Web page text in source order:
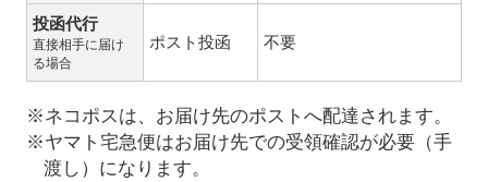
投函代行
直接相手に届け
る場合
ポスト投函 不要
※ネコポスは、お届け先のポストへ配達されます。
※ヤマト宅急便はお届け先での受領確認が必要（手
渡し）になります。